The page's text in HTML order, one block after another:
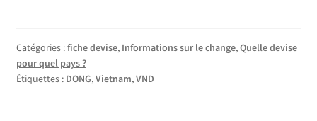
Catégories :fiche devise, Informations sur le change,Quelle devise
pour quel pays ?
Étiquettes : DONG,Vietnam,VND